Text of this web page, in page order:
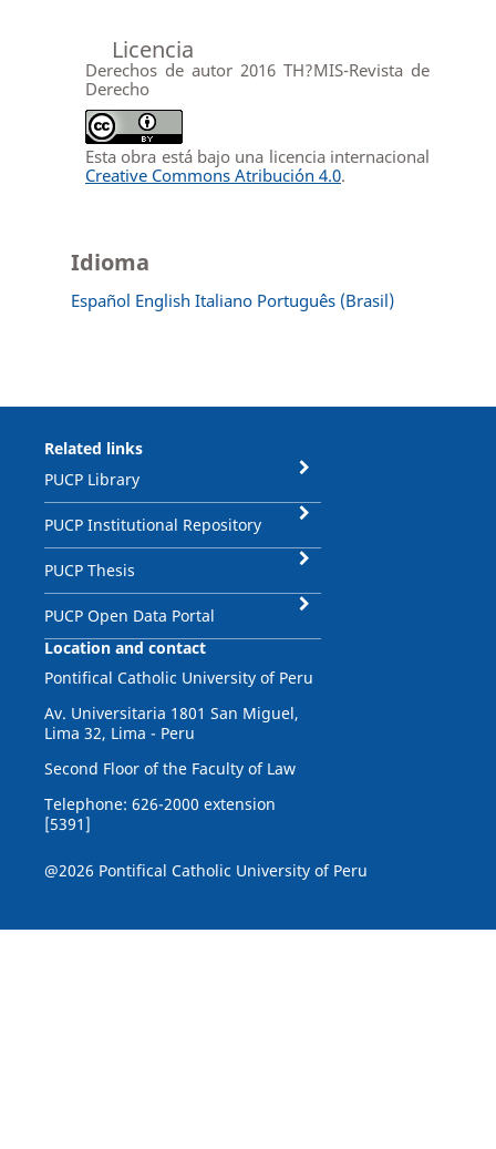
Licencia
Derechos de autor 2016 TH?MIS-Revista de
Derecho
Esta obra está bajo una licencia internacional
Creative Commons Atribución 4.0.
Idioma
Español English Italiano Português (Brasil)
Related links
PUCP Library
PUCP Institutional Repository
PUCP Thesis
PUCP Open Data Portal
Location and contact
Pontifical Catholic University of Peru
Av. Universitaria 1801 San Miguel,
Lima 32, Lima - Peru
Second Floor of the Faculty of Law
Telephone: 626-2000 extension
[5391]
@2026 Pontifical Catholic University of Peru